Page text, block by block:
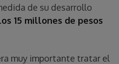
de su desarrollo
15 millones de pesos
muy importante tratar el